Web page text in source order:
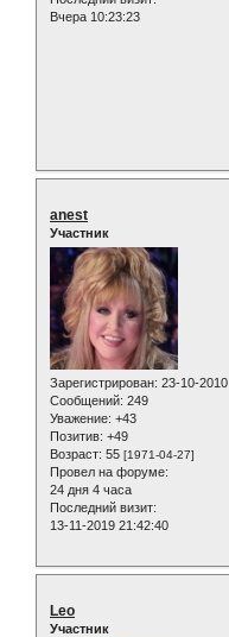
Вчера 10:23:23
anest
Участник
Зарегистрирован: 23-10-2010
Сообщений: 249
Уважение: +43
Позитив: +49
Возраст: 55 [1971-04-27]
Провел на форуме:
24 дня 4 часа
Последний визит:
13-11-2019 21:42:40
Leo
Участник